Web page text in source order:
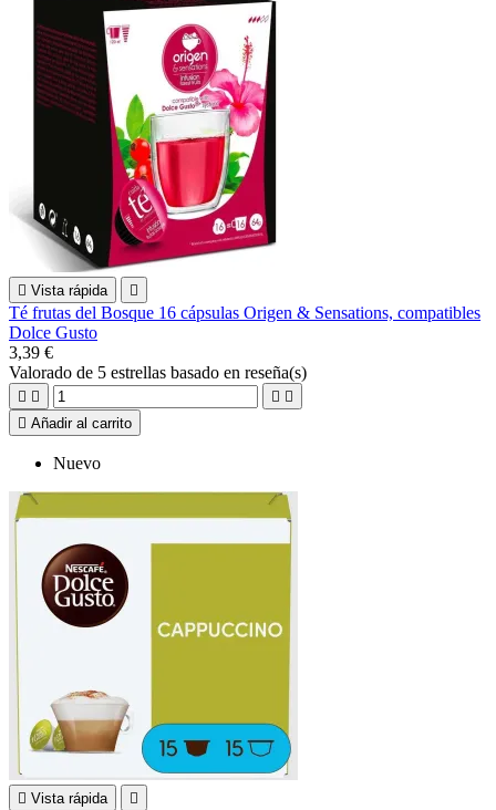
 Vista rápida 
Té frutas del Bosque 16 cápsulas Origen & Sensations, compatibles
Dolce Gusto
3,39 €
Valorado de 5 estrellas basado en reseña(s)
   
 Añadir al carrito
Nuevo
 Vista rápida 